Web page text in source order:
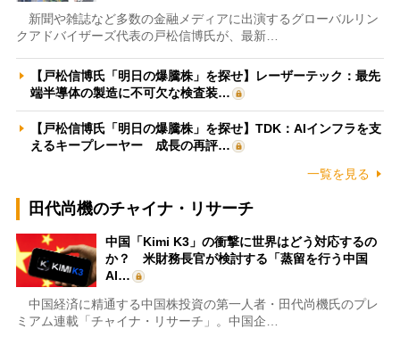
新聞や雑誌など多数の金融メディアに出演するグローバルリン
クアドバイザーズ代表の戸松信博氏が、最新…
【戸松信博氏「明日の爆騰株」を探せ】レーザーテック：最先
端半導体の製造に不可欠な検査装…
【戸松信博氏「明日の爆騰株」を探せ】TDK：AIインフラを支
えるキープレーヤー 成長の再評…
一覧を見る
田代尚機のチャイナ・リサーチ
中国「Kimi K3」の衝撃に世界はどう対応するの
か？ 米財務長官が検討する「蒸留を行う中国
AI…
中国経済に精通する中国株投資の第一人者・田代尚機氏のプレ
ミアム連載「チャイナ・リサーチ」。中国企…